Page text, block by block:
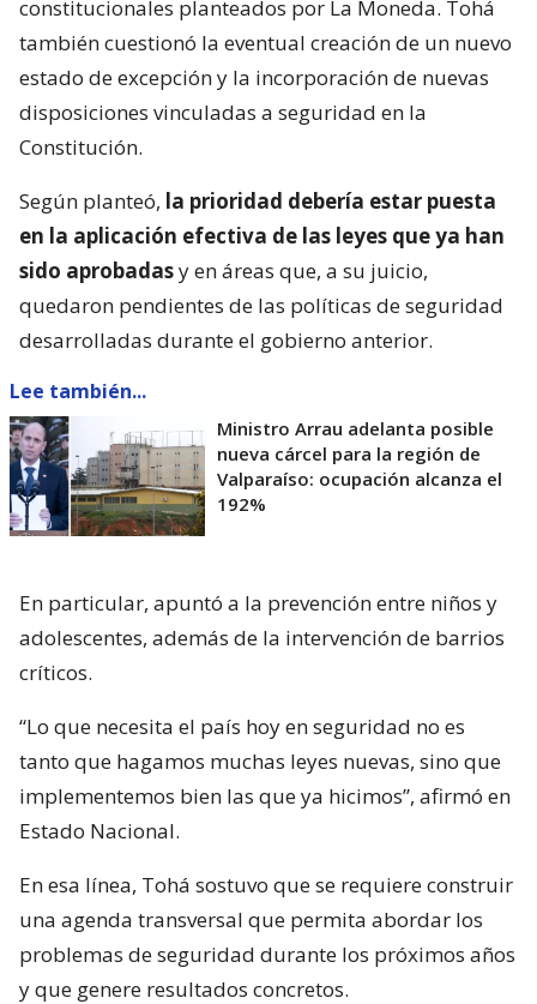
constitucionales planteados por La Moneda. Tohá
también cuestionó la eventual creación de un nuevo
estado de excepción y la incorporación de nuevas
disposiciones vinculadas a seguridad en la
Constitución.
Según planteó, la prioridad debería estar puesta
en la aplicación efectiva de las leyes que ya han
sido aprobadasy en áreas que, a su juicio,
quedaron pendientes de las políticas de seguridad
desarrolladas durante el gobierno anterior.
Lee también...
Ministro Arrau adelanta posible
nueva cárcel para la región de
Valparaíso: ocupación alcanza el
192%
En particular, apuntó a la prevención entre niños y
adolescentes, además de la intervención de barrios
críticos.
“Lo que necesita el país hoy en seguridad no es
tanto que hagamos muchas leyes nuevas, sino que
implementemos bien las que ya hicimos”, afirmó en
Estado Nacional.
En esa línea, Tohá sostuvo que se requiere construir
una agenda transversal que permita abordar los
problemas de seguridad durante los próximos años
y que genere resultados concretos.